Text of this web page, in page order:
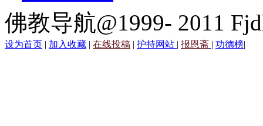
佛教导航@1999- 2011
设为首页 | 加入收藏 | 在线投稿 | 护持网站 | 报恩斋 | 功德榜|